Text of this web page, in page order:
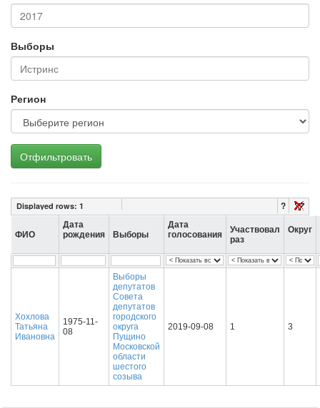
Выборы
Регион
Отфильтровать
Displayed rows: 1 ?
ФИО
Дата
рождения
Выборы
Дата
голосования
Участвовал
раз
Округ
Хохлова
Татьяна
Ивановна
1975-11-
08
Выборы
депутатов
Совета
депутатов
городского
округа
Пущино
Московской
области
шестого
созыва
2019-09-08 1 3